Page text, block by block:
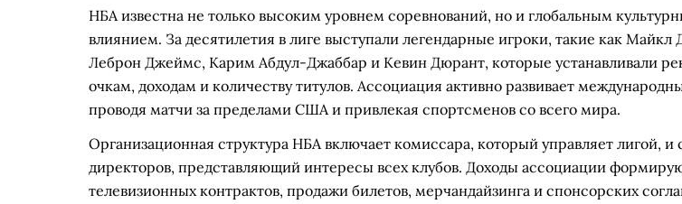
НБА известна не только высоким уровнем соревнований, но и глобальным
влиянием. За десятилетия в лиге выступали легендарные игроки, такие как Майкл
Леброн Джеймс, Карим Абдул-Джаббар и Кевин Дюрант, которые устанавливали
очкам, доходам и количеству титулов. Ассоциация активно развивает
проводя матчи за пределами США и привлекая спортсменов со всего мира.
Организационная структура НБА включает комиссара, который управляет лигой, и
директоров, представляющий интересы всех клубов. Доходы ассоциации
телевизионных контрактов, продажи билетов, мерчандайзинга и спонсорских